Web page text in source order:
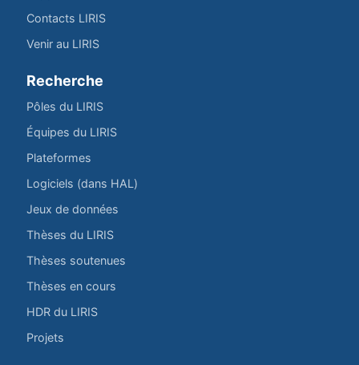
Contacts LIRIS
Venir au LIRIS
Recherche
Pôles du LIRIS
Équipes du LIRIS
Plateformes
Logiciels (dans HAL)
Jeux de données
Thèses du LIRIS
Thèses soutenues
Thèses en cours
HDR du LIRIS
Projets